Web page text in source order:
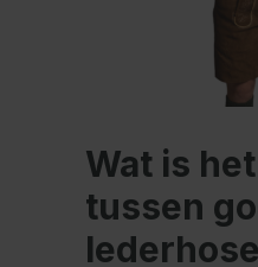
Wat is
tussen